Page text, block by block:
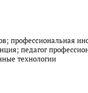
профессиональная
педагог
технологии